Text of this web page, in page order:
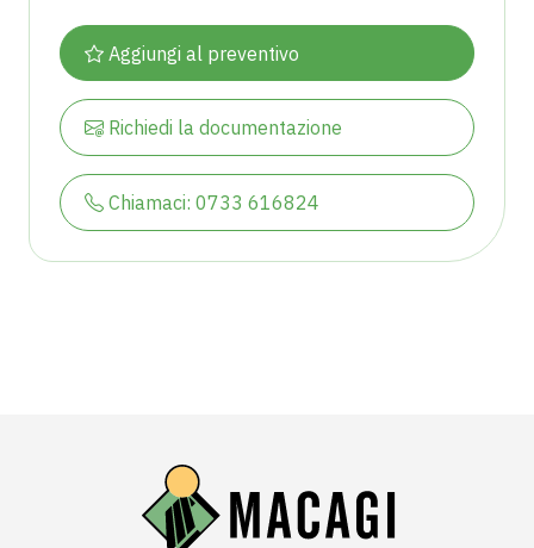
Aggiungi al preventivo
Richiedi la documentazione
Chiamaci: 0733 616824